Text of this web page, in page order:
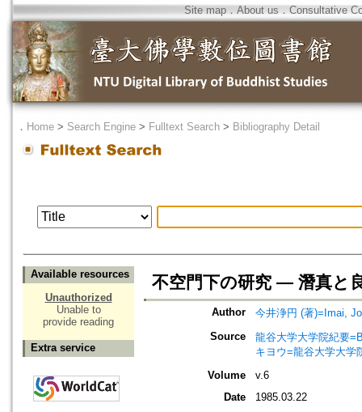
Site map．About us ． Consultative
． Home > Search Engine > Fulltext Search > Bibliography Detail
Available resources
Unauthorized
Unable to
provide reading
Extra service
不空門下の研究 — 潛真と
Author
今井浄円 (著)=Imai,
Source
龍谷大学大学院紀要
キヨウ=龍谷大学大学
Volume
v.6
Date
1985.03.22